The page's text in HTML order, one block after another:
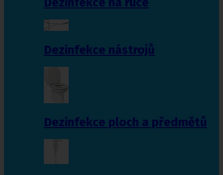
Dezinfekce nástrojů
Dezinfekce ploch a předmětů